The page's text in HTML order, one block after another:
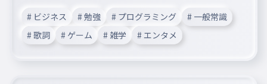
# ビジネス # 勉強 # プログラミング
# 一般常識
# 歌詞
# ゲーム # 雑学 # エンタメ